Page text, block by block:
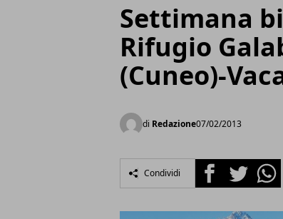
Settimana
Rifugio
(Cuneo)-
di Redazione07/02/2013
Condividi FacebookTwitter